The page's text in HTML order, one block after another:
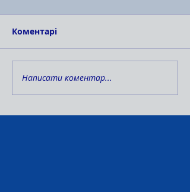
Коментарі
Написати коментар...